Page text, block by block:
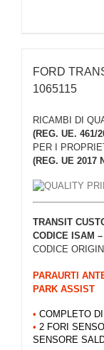
FORD
1065115
RICAMBI DI
(REG. UE. 461/
PER I
(REG. UE 2017
TRANSIT
CODICE ISAM –
CODICE
PARAURTI
PARK ASSIST
• COMPLETO
• 2 FORI
SENSORE